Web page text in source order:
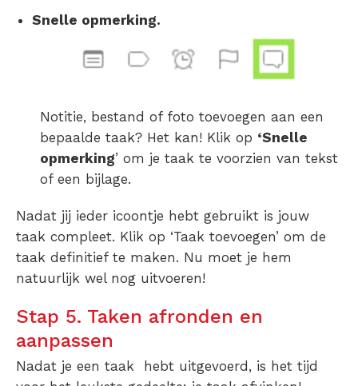
Snelle opmerking.
Notitie, bestand of foto toevoegen aan een
bepaalde taak? Het kan! Klik op ‘Snelle
opmerking’ om je taak te voorzien van tekst
of een bijlage.
Nadat jij ieder icoontje hebt gebruikt is jouw
taak compleet. Klik op ‘Taak toevoegen’ om de
taak definitief te maken. Nu moet je hem
natuurlijk wel nog uitvoeren!
Stap 5. Taken afronden en
aanpassen
Nadat je een taak hebt uitgevoerd, is het tijd